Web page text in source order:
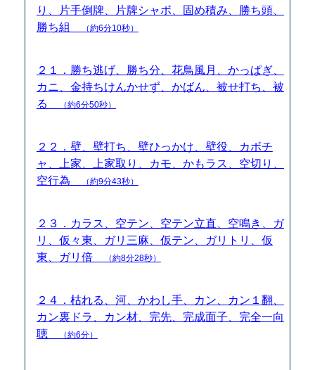
り、片手倒牌、片牌シャボ、固め積み、勝ち頭、
勝ち組
（約6分10秒）
２１．勝ち逃げ、勝ち分、花鳥風月、かっぱぎ、
カニ、金持ちけんかせず、かばん、被せ打ち、被
る
（約6分50秒）
２２．壁、壁打ち、壁ひっかけ、壁役、カボチ
ャ、上家、上家取り、カモ、かもラス、空切り、
空行為
（約9分43秒）
２３．カラス、空テン、空テン立直、空鳴き、ガ
リ、仮々東、ガリ三麻、仮テン、ガリトリ、仮
東、ガリ倍
（約8分28秒）
２４．枯れる、河、かわし手、カン、カン１翻、
カン裏ドラ、カン材、完先、完成面子、完全一向
聴
（約6分）